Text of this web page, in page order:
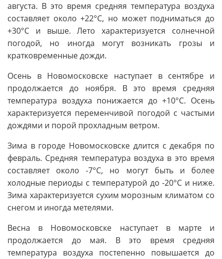
августа. В это время средняя температура воздуха
составляет около +22°C, но может подниматься до
+30°C и выше. Лето характеризуется солнечной
погодой, но иногда могут возникать грозы и
кратковременные дожди.
Осень в Новомосковске наступает в сентябре и
продолжается до ноября. В это время средняя
температура воздуха понижается до +10°C. Осень
характеризуется переменчивой погодой с частыми
дождями и порой прохладным ветром.
Зима в городе Новомосковске длится с декабря по
февраль. Средняя температура воздуха в это время
составляет около -7°C, но могут быть и более
холодные периоды с температурой до -20°C и ниже.
Зима характеризуется сухим морозным климатом со
снегом и иногда метелями.
Весна в Новомосковске наступает в марте и
продолжается до мая. В это время средняя
температура воздуха постепенно повышается до